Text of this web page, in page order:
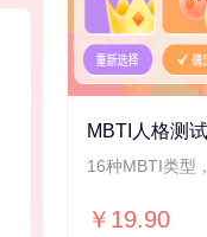
MBTI人格测试
16种MBTI类型
￥19.90